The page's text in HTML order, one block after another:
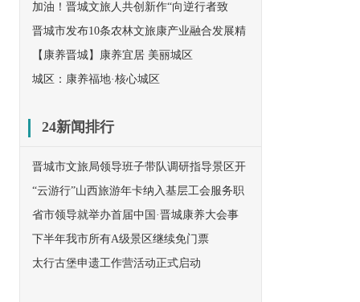
加油！晋城文旅人共创新作“向逆行者致
敬”！
晋城市发布10条农林文旅康产业融合发展精
品线路
【康养晋城】康养宜居 美丽城区
城区：康养福地·核心城区
24新闻排行
晋城市文旅局领导班子带队调研指导景区开
放工作
“云游行”山西旅游年卡纳入基层工会服务职
工范围
省市领导就举办首届中国·晋城康养大会事
宜赴京与民革中央对接
下半年我市所有A级景区继续免门票
太行古堡申遗工作营活动正式启动